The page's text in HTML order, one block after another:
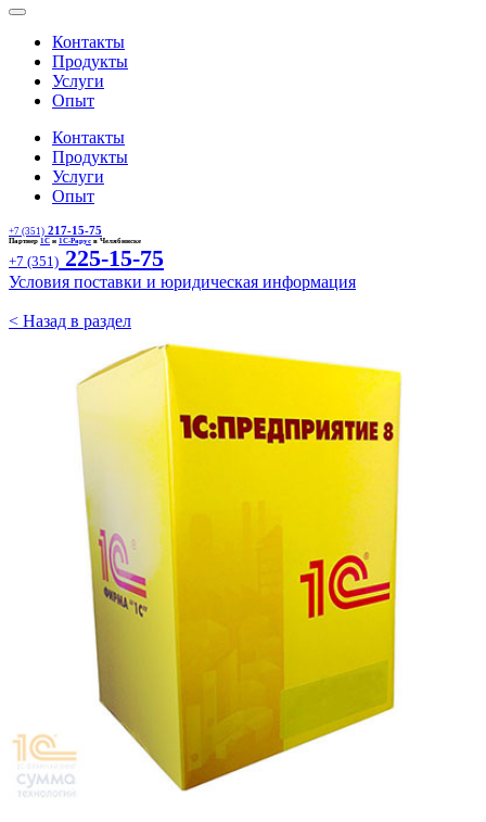
Контакты
Продукты
Услуги
Опыт
Контакты
Продукты
Услуги
Опыт
+7 (351) 217-15-75
Партнер 1С и 1С-Рарус в Челябинске
+7 (351) 225-15-75
Условия поставки и юридическая информация
< Назад в раздел